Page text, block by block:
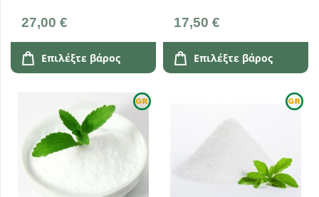
27,00 €
Επιλέξτε βάρος
17,50 €
Επιλέξτε βάρος